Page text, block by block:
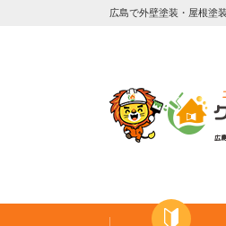
広島で外壁塗装・屋根塗